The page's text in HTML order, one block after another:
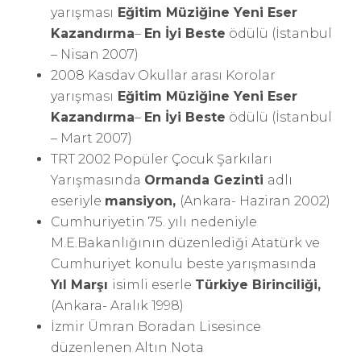
yarışması Eğitim Müziğine Yeni Eser
Kazandırma– En İyi Beste ödülü (İstanbul
– Nisan 2007)
2008 Kasdav Okullar arası Korolar
yarışması Eğitim Müziğine Yeni Eser
Kazandırma– En İyi Beste ödülü (İstanbul
– Mart 2007)
TRT 2002 Popüler Çocuk Şarkıları
Yarışmasında Ormanda Gezinti adlı
eseriyle mansiyon, (Ankara- Haziran 2002)
Cumhuriyetin 75. yılı nedeniyle
M.E.Bakanlığının düzenlediği Atatürk ve
Cumhuriyet konulu beste yarışmasında
Yıl Marşı isimli eserle Türkiye Birinciliği,
(Ankara- Aralık 1998)
İzmir Ümran Boradan Lisesince
düzenlenen Altın Nota